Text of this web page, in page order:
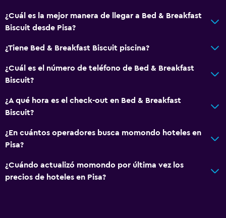
¿Cuál es la mejor manera de llegar a Bed & Breakfast
Biscuit desde Pisa?
¿Tiene Bed & Breakfast Biscuit piscina?
¿Cuál es el número de teléfono de Bed & Breakfast
Biscuit?
¿A qué hora es el check-out en Bed & Breakfast
Biscuit?
¿En cuántos operadores busca momondo hoteles en
Pisa?
¿Cuándo actualizó momondo por última vez los
precios de hoteles en Pisa?